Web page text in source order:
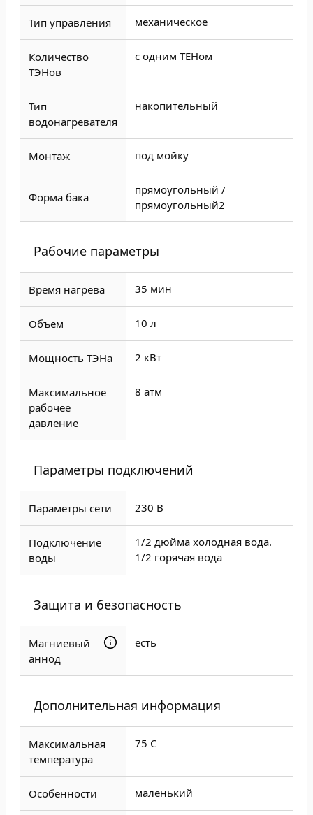
Тип управления механическое
Количество
ТЭНов
с одним ТЕНом
Тип
водонагревателя
накопительный
Монтаж под мойку
Форма бака
прямоугольный /
прямоугольный2
Рабочие параметры
Время нагрева 35 мин
Объем 10 л
Мощность ТЭНа 2 кВт
Максимальное
рабочее
давление
8 атм
Параметры подключений
Параметры сети 230 В
Подключение
воды
1/2 дюйма холодная вода.
1/2 горячая вода
Защита и безопасность
Магниевый
аннод
есть
Дополнительная информация
Максимальная
температура
75 C
Особенности маленький